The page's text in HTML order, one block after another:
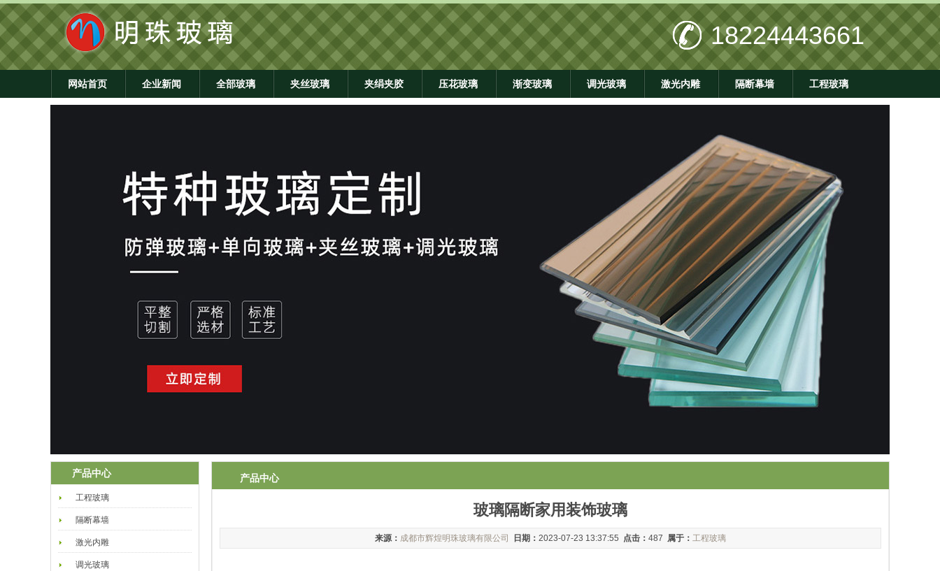
18224443661
网站首页 企业新闻 全部玻璃 夹丝玻璃 夹绢夹胶 压花玻璃 渐变玻璃 调光玻璃 激光内雕 隔断幕墙 工程玻璃
产品中心
工程玻璃
隔断幕墙
激光内雕
调光玻璃
产品中心
玻璃隔断家用装饰玻璃
来源： 成都市辉煌明珠玻璃有限公司 日期： 2023-07-23 13:37:55 点击： 487 属于： 工程玻璃